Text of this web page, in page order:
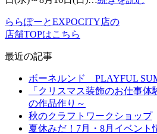
ららぽーとEXPOCITY店の
店舗TOPはこちら
最近の記事
ボーネルンド PLAYFUL
「クリスマス装飾のお仕事
の作品作り～
秋のクラフトワークショップ
夏休みだ！7月・8月イベント